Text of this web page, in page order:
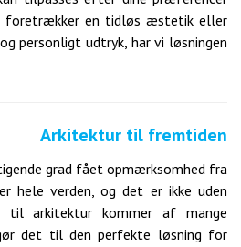
foretrækker en tidløs æstetik eller
personligt udtryk, har vi løsningen
Arkitektur til fremtiden
grad fået opmærksomhed fra
hele verden, og det er ikke uden
til arkitektur kommer af mange
det til den perfekte løsning for